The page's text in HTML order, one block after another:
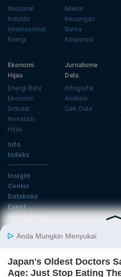
Nasional
Industri
Internasional
Energi
Makro
Keuangan
Bursa
Korporasi
Ekonomi
Hijau
Energi Baru
Ekonomi
Sirkular
Investasi
Hijau
Jurnalisme
Data
Infografik
Analisis
Cek Data
Info
Indeks
Insight
Center
Databoks
Event
KatadataOto
Email